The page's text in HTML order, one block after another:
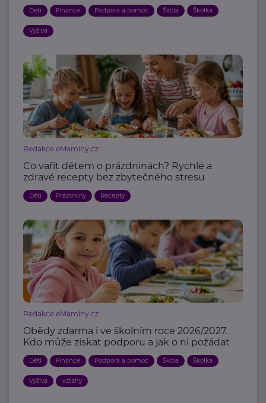
Děti Finance Podpora a pomoc Škola Školka
Výživa
Redakce eMaminy.cz
Co vařit dětem o prázdninách? Rychlé a
zdravé recepty bez zbytečného stresu
Děti Prázdniny Recepty
Redakce eMaminy.cz
Obědy zdarma i ve školním roce 2026/2027.
Kdo může získat podporu a jak o ni požádat
Děti Finance Podpora a pomoc Škola Školka
Výživa Vztahy